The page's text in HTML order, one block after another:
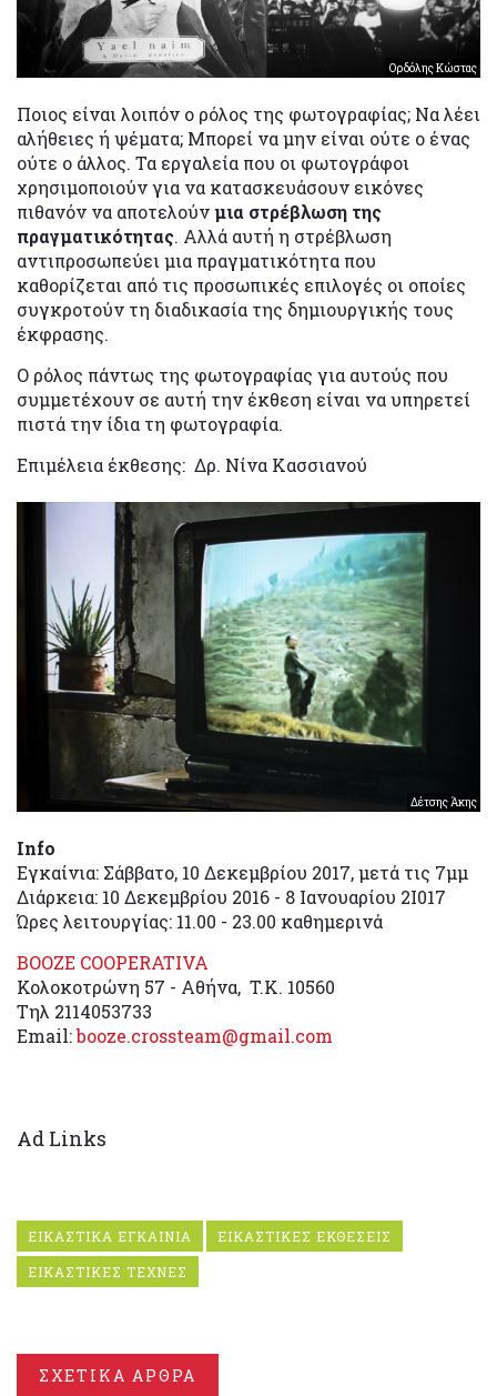
Ορδόλης Κώστας
Ποιος είναι λοιπόν ο ρόλος της φωτογραφίας; Να λέει
αλήθειες ή ψέματα; Μπορεί να μην είναι ούτε ο ένας
ούτε ο άλλος. Τα εργαλεία που οι φωτογράφοι
χρησιμοποιούν για να κατασκευάσουν εικόνες
πιθανόν να αποτελούνμια στρέβλωση της
πραγματικότητας. Αλλά αυτή η στρέβλωση
αντιπροσωπεύει μια πραγματικότητα που
καθορίζεται από τις προσωπικές επιλογές οι οποίες
συγκροτούν τη διαδικασία της δημιουργικής τους
έκφρασης.
Ο ρόλος πάντως της φωτογραφίας για αυτούς που
συμμετέχουν σε αυτή την έκθεση είναι να υπηρετεί
πιστά την ίδια τη φωτογραφία.
Επιμέλεια έκθεσης: Δρ. Νίνα Κασσιανού
Δέτσης Άκης
Ιnfo
Εγκαίνια: Σάββατο, 10 Δεκεμβρίου 2017, μετά τις 7μμ
Διάρκεια: 10 Δεκεμβρίου 2016 - 8 Ιανουαρίου 2Ι017
Ώρες λειτουργίας: 11.00 - 23.00 καθημερινά
BOOZE COOPERATIVA
Κολοκοτρώνη 57 - Αθήνα, T.K. 10560
Τηλ 2114053733
Email:booze.crossteam@gmail.com
Ad Links
ΕΙΚΑΣΤΙΚΑ ΕΓΚΑΙΝΙΑ
ΕΙΚΑΣΤΙΚΕΣ ΕΚΘΕΣΕΙΣ
ΕΙΚΑΣΤΙΚΕΣ ΤΕΧΝΕΣ
ΣΧΕΤΙΚΑ ΑΡΘΡΑ